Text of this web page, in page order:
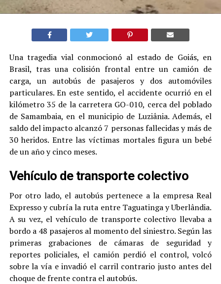
Una tragedia vial conmocionó al estado de Goiás, en
Brasil, tras una colisión frontal entre un camión de
carga, un autobús de pasajeros y dos automóviles
particulares. En este sentido, el accidente ocurrió en el
kilómetro 35 de la carretera GO-010, cerca del poblado
de Samambaia, en el municipio de Luziânia. Además, el
saldo del impacto alcanzó 7 personas fallecidas y más de
30 heridos. Entre las víctimas mortales figura un bebé
de un año y cinco meses.
Vehículo de transporte colectivo
Por otro lado, el autobús pertenece a la empresa Real
Expresso y cubría la ruta entre Taguatinga y Uberlândia.
A su vez, el vehículo de transporte colectivo llevaba a
bordo a 48 pasajeros al momento del siniestro. Según las
primeras grabaciones de cámaras de seguridad y
reportes policiales, el camión perdió el control, volcó
sobre la vía e invadió el carril contrario justo antes del
choque de frente contra el autobús.